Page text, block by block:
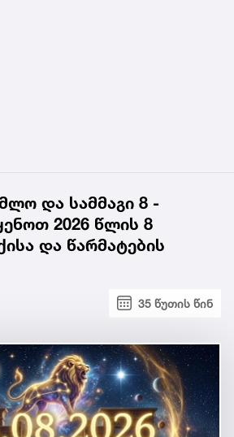
და სამმაგი 8 -
2026 წლის 8
და წარმატების
35 წუთის წინ